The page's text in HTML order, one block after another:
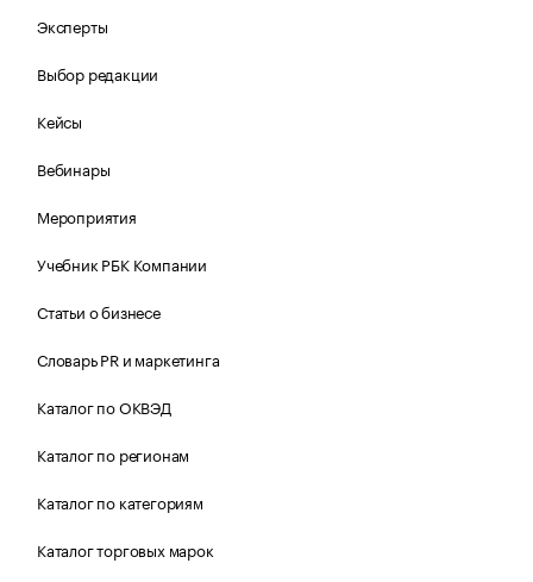
Эксперты
Выбор редакции
Кейсы
Вебинары
Мероприятия
Учебник РБК Компании
Статьи о бизнесе
Словарь PR и маркетинга
Каталог по ОКВЭД
Каталог по регионам
Каталог по категориям
Каталог торговых марок